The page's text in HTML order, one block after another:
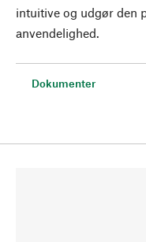
intuitive og udgør den
anvendelighed.
Dokumenter